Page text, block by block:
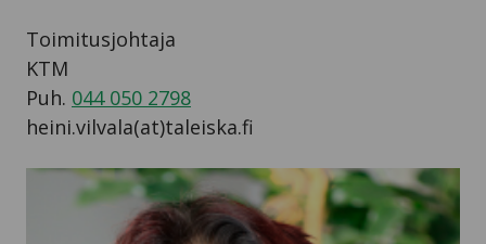
Toimitusjohtaja
KTM
Puh. 044 050 2798
heini.vilvala(at)taleiska.fi